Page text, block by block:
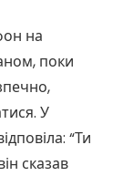
на
поки
У
“Ти
сказав